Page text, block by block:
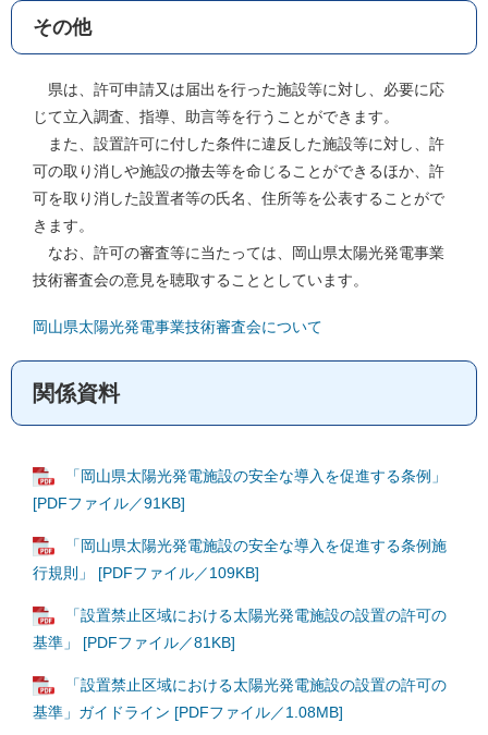
その他
県は、許可申請又は届出を行った施設等に対し、必要に応
じて立入調査、指導、助言等を行うことができます。
また、設置許可に付した条件に違反した施設等に対し、許
可の取り消しや施設の撤去等を命じることができるほか、許
可を取り消した設置者等の氏名、住所等を公表することがで
きます。
なお、許可の審査等に当たっては、岡山県太陽光発電事業
技術審査会の意見を聴取することとしています。
岡山県太陽光発電事業技術審査会について
関係資料
「岡山県太陽光発電施設の安全な導入を促進する条例」
[PDFファイル／91KB]
「岡山県太陽光発電施設の安全な導入を促進する条例施
行規則」 [PDFファイル／109KB]
「設置禁止区域における太陽光発電施設の設置の許可の
基準」 [PDFファイル／81KB]
「設置禁止区域における太陽光発電施設の設置の許可の
基準」ガイドライン [PDFファイル／1.08MB]